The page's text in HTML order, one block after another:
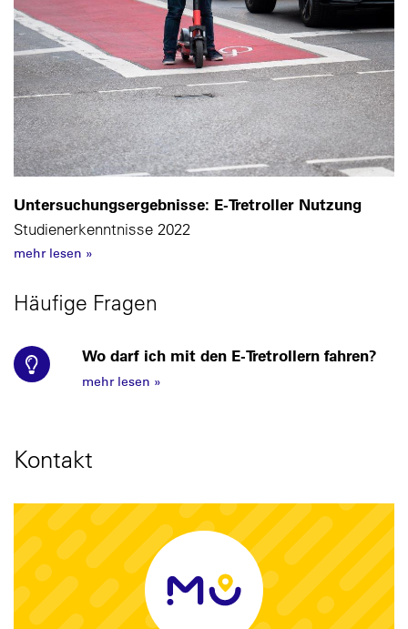
Untersuchungsergebnisse: E-Tretroller Nutzung
Studienerkenntnisse 2022
mehr lesen »
Häufige Fragen
Wo darf ich mit den E-Tretrollern fahren?
mehr lesen »
Kontakt